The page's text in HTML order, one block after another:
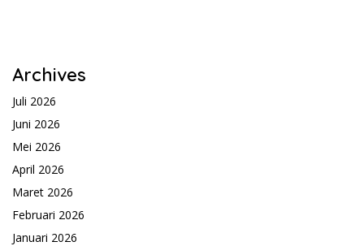
Archives
Juli 2026
Juni 2026
Mei 2026
April 2026
Maret 2026
Februari 2026
Januari 2026